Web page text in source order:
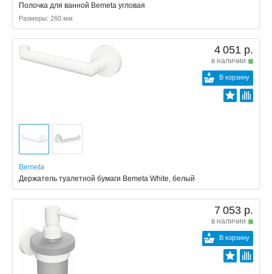
Полочка для ванной Bemeta угловая
Размеры: 260 мм
4 051 р.
в наличии
В корзину
Bemeta
Держатель туалетной бумаги Bemeta White, белый
7 053 р.
в наличии
В корзину